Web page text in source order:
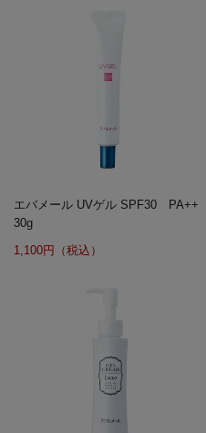
エバメール UVゲル SPF30 PA++
30g
1,100円（税込）